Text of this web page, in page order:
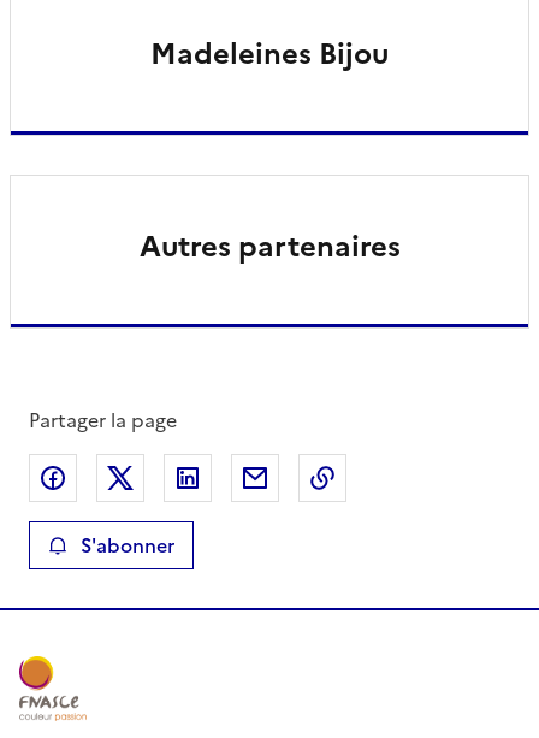
Madeleines Bijou
Autres partenaires
Partager la page
Partager sur Facebook
Partager sur XPartager sur LinkedIn
Partager par email
S'abonner